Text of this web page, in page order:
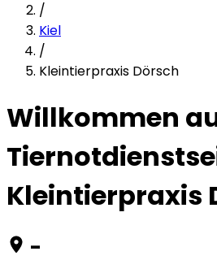
/
Kiel
/
Kleintierpraxis Dörsch
Willkommen
Kleintierpraxis
-